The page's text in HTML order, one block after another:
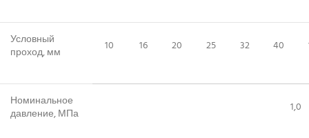
Условный
проход, мм
10 16 20 25 32 40
Номинальное
давление, МПа
1,0